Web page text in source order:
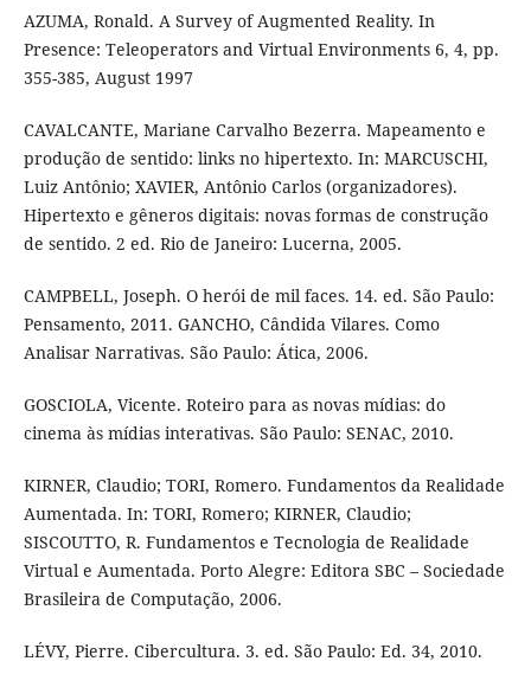
AZUMA, Ronald. A Survey of Augmented Reality. In
Presence: Teleoperators and Virtual Environments 6, 4, pp.
355-385, August 1997
CAVALCANTE, Mariane Carvalho Bezerra. Mapeamento e
produção de sentido: links no hipertexto. In: MARCUSCHI,
Luiz Antônio; XAVIER, Antônio Carlos (organizadores).
Hipertexto e gêneros digitais: novas formas de construção
de sentido. 2 ed. Rio de Janeiro: Lucerna, 2005.
CAMPBELL, Joseph. O herói de mil faces. 14. ed. São Paulo:
Pensamento, 2011. GANCHO, Cândida Vilares. Como
Analisar Narrativas. São Paulo: Ática, 2006.
GOSCIOLA, Vicente. Roteiro para as novas mídias: do
cinema às mídias interativas. São Paulo: SENAC, 2010.
KIRNER, Claudio; TORI, Romero. Fundamentos da Realidade
Aumentada. In: TORI, Romero; KIRNER, Claudio;
SISCOUTTO, R. Fundamentos e Tecnologia de Realidade
Virtual e Aumentada. Porto Alegre: Editora SBC – Sociedade
Brasileira de Computação, 2006.
LÉVY, Pierre. Cibercultura. 3. ed. São Paulo: Ed. 34, 2010.